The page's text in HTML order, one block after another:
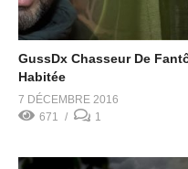
GussDx Chasseur De
Habitée
7 DÉCEMBRE 2016
671
1